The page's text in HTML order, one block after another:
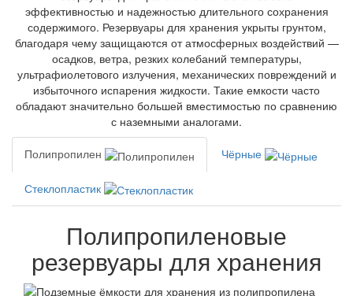
эффективностью и надежностью длительного сохранения
содержимого. Резервуары для хранения укрыты грунтом,
благодаря чему защищаются от атмосферных воздействий —
осадков, ветра, резких колебаний температуры,
ультрафиолетового излучения, механических повреждений и
избыточного испарения жидкости. Такие емкости часто
обладают значительно большей вместимостью по сравнению
с наземными аналогами.
Полипропилен Чёрные
Стеклопластик
Полипропиленовые
резервуары для хранения